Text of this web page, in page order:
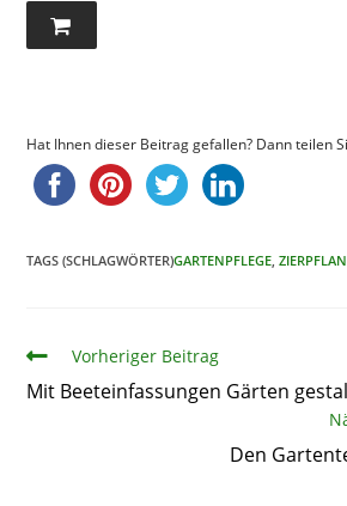
Hat Ihnen dieser Beitrag gefallen? Dann teilen
TAGS (SCHLAGWÖRTER)GARTENPFLEGE
ArtikelVorheriger Beitrag
Mit Beeteinfassungen Gärten
Den